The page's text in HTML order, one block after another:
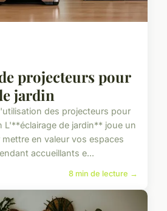
projecteurs pour
jardin
des projecteurs pour
L'**éclairage de jardin** joue un
en valeur vos espaces
accueillants e...
8 min de lecture →